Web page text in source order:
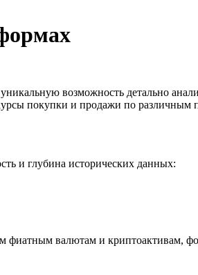
возможность детально
покупки и продажи по различным
и глубина исторических данных:
фиатным валютам и криптоактивам,